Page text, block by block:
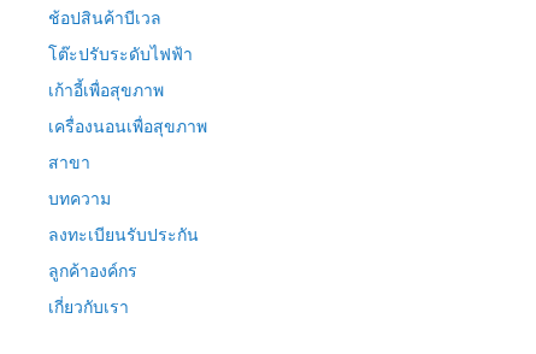
เนื้อหา
ช้อปสินค้าบีเวล
โต๊ะปรับระดับไฟฟ้า
เก้าอี้เพื่อสุขภาพ
เครื่องนอนเพื่อสุขภาพ
สาขา
บทความ
ลงทะเบียนรับประกัน
ลูกค้าองค์กร
เกี่ยวกับเรา